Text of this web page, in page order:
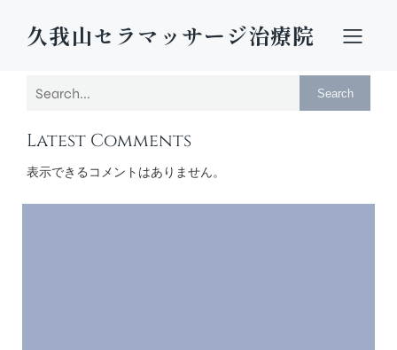
久我山セラマッサージ治療院
Search
Latest Comments
表示できるコメントはありません。